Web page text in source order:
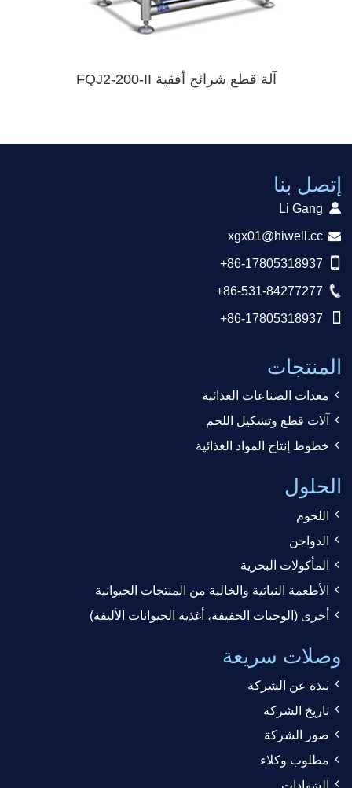
آلة قطع شرائح أفقية FQJ2-200-II
إتصل بنا
Li Gang
xgx01@hiwell.cc
+86-17805318937
+86-531-84277277
+86-17805318937
المنتجات
معدات الصناعات الغذائية
آلات قطع وتشكيل اللحم
خطوط إنتاج المواد الغذائية
الحلول
اللحوم
الدواجن
المأكولات البحرية
الأطعمة النباتية والخالية من المنتجات الحيوانية
أخرى (الوجبات الخفيفة، أغذية الحيوانات الأليفة)
وصلات سريعة
نبذة عن الشركة
تاريخ الشركة
صور الشركة
مطلوب وكلاء
الشهادات